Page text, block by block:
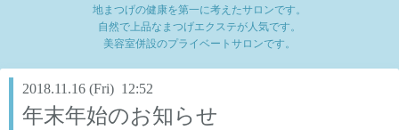
地まつげの健康を第一に考えたサロンです。
自然で上品なまつげエクステが人気です。
美容室併設のプライベートサロンです。
2018.11.16 (Fri) 12:52
年末年始のお知らせ